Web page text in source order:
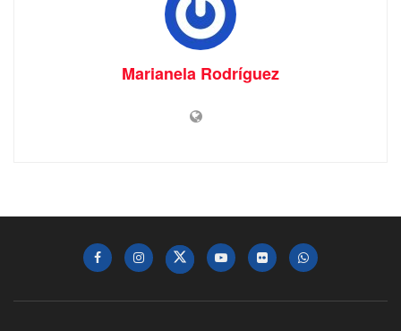
Marianela Rodríguez